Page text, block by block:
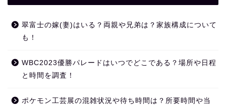
翠富士の嫁(妻)はいる？両親や兄弟は？家族構成について
も！
WBC2023優勝パレードはいつでどこである？場所や日程
と時間を調査！
ポケモン工芸展の混雑状況や待ち時間は？所要時間や当